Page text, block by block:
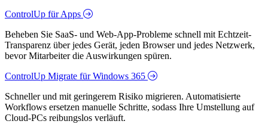
ControlUp für Apps
Beheben Sie SaaS- und Web-App-Probleme schnell mit Echtzeit-
Transparenz über jedes Gerät, jeden Browser und jedes Netzwerk,
bevor Mitarbeiter die Auswirkungen spüren.
ControlUp Migrate für Windows 365
Schneller und mit geringerem Risiko migrieren. Automatisierte
Workflows ersetzen manuelle Schritte, sodass Ihre Umstellung auf
Cloud-PCs reibungslos verläuft.